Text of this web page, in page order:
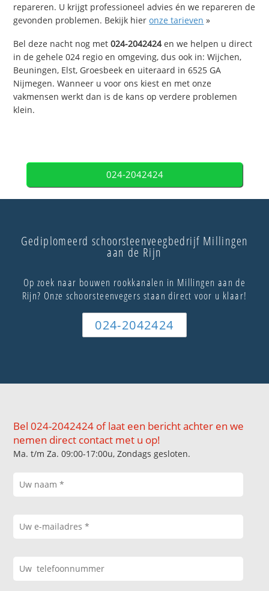
repareren. U krijgt professioneel advies én we repareren de
gevonden problemen. Bekijk hieronze tarieven »
Bel deze nacht nog met024-2042424en we helpen u direct
in de gehele 024 regio en omgeving, dus ook in: Wijchen,
Beuningen, Elst, Groesbeek en uiteraard in 6525 GA
Nijmegen. Wanneer u voor ons kiest en met onze
vakmensen werkt dan is de kans op verdere problemen
klein.
024-2042424
Gediplomeerd schoorsteenveegbedrijf Millingen
aan de Rijn
Op zoek naar bouwen rookkanalen in Millingen aan de
Rijn? Onze schoorsteenvegers staan direct voor u klaar!
024-2042424
Bel 024-2042424 of laat een bericht achter en we
nemen direct contact met u op!
Ma. t/m Za. 09:00-17:00u, Zondags gesloten.